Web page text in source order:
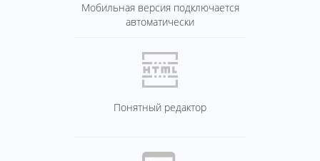
Мобильная версия подключается
автоматически
Понятный редактор